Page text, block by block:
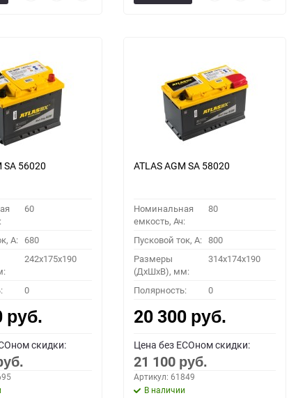
SA 56020
60
A: 680
242x175x190
0
руб.
скидки:
ATLAS AGM SA 58020
Номинальная
емкость, Ач:
80
Пусковой ток, A: 800
Размеры
(ДхШхВ), мм:
314x174x190
Полярность: 0
20 300 руб.
Цена без ECOном скидки:
21 100 руб.
Артикул: 61849
В наличии